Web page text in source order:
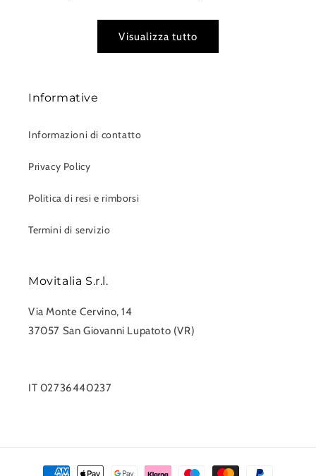
Visualizza tutto
Informative
Informazioni di contatto
Privacy Policy
Politica di resi e rimborsi
Termini di servizio
Movitalia S.r.l.
Via Monte Cervino, 14
37057 San Giovanni Lupatoto (VR)
IT 02736440237
Metodi